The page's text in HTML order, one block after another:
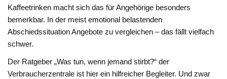
Kaffeetrinken macht sich das für Angehörige besonders
bemerkbar. In der meist emotional belastenden
Abschiedssituation Angebote zu vergleichen – das fällt vielfach
schwer.
Der Ratgeber „Was tun, wenn jemand stirbt?“ der
Verbraucherzentrale ist hier ein hilfreicher Begleiter. Und zwar